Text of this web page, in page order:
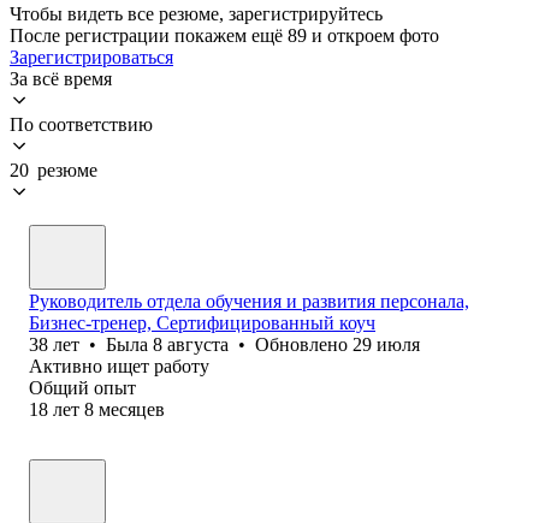
Чтобы видеть все резюме, зарегистрируйтесь
После регистрации покажем ещё 89 и откроем фото
Зарегистрироваться
За всё время
По соответствию
20 резюме
Руководитель отдела обучения и развития персонала,
Бизнес-тренер, Сертифицированный коуч
38 лет • Была 8 августа • Обновлено 29 июля
Активно ищет работу
Общий опыт
18 лет 8 месяцев